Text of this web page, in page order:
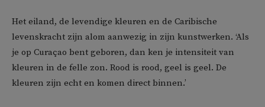
Het eiland, de levendige kleuren en de Caribische
levenskracht zijn alom aanwezig in zijn kunstwerken. ‘Als
je op Curaçao bent geboren, dan ken je intensiteit van
kleuren in de felle zon. Rood is rood, geel is geel. De
kleuren zijn echt en komen direct binnen.’